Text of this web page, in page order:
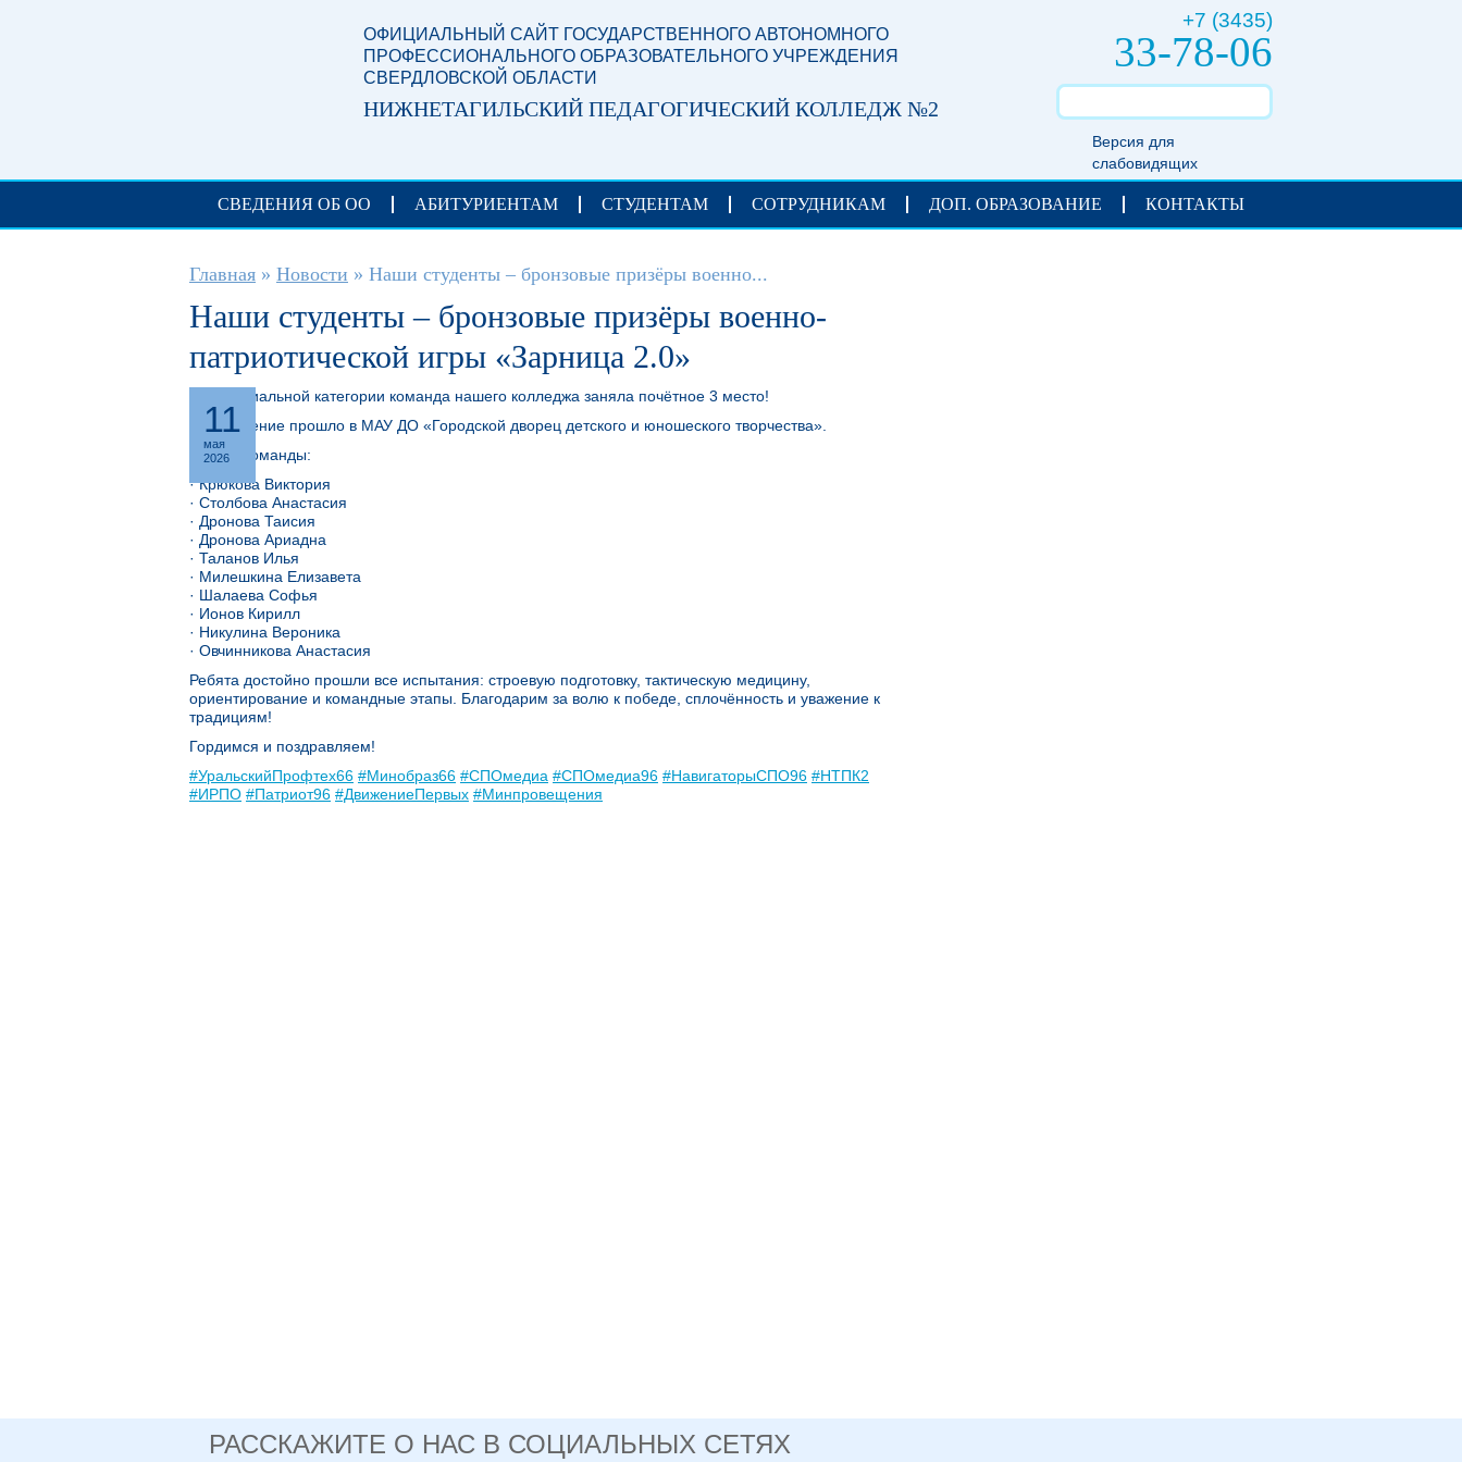
+7 (3435)
33-78-06
Версия для
слабовидящих
ОФИЦИАЛЬНЫЙ САЙТ ГОСУДАРСТВЕННОГО АВТОНОМНОГО
ПРОФЕССИОНАЛЬНОГО ОБРАЗОВАТЕЛЬНОГО УЧРЕЖДЕНИЯ
СВЕРДЛОВСКОЙ ОБЛАСТИ
НИЖНЕТАГИЛЬСКИЙ ПЕДАГОГИЧЕСКИЙ КОЛЛЕДЖ №2
СВЕДЕНИЯ ОБ ОО АБИТУРИЕНТАМ СТУДЕНТАМ СОТРУДНИКАМ ДОП. ОБРАЗОВАНИЕ КОНТАКТЫ
Вы здесь
Главная » Новости » Наши студенты – бронзовые призёры военно...
Наши студенты – бронзовые призёры военно-
патриотической игры «Зарница 2.0»
11
мая
2026
В специальной категории команда нашего колледжа заняла почётное 3 место!
Награждение прошло в МАУ ДО «Городской дворец детского и юношеского творчества».
Состав команды:
· Крюкова Виктория
· Столбова Анастасия
· Дронова Таисия
· Дронова Ариадна
· Таланов Илья
· Милешкина Елизавета
· Шалаева Софья
· Ионов Кирилл
· Никулина Вероника
· Овчинникова Анастасия
Ребята достойно прошли все испытания: строевую подготовку, тактическую медицину,
ориентирование и командные этапы. Благодарим за волю к победе, сплочённость и уважение к
традициям!
Гордимся и поздравляем!
#УральскийПрофтех66 #Минобраз66 #СПОмедиа #СПОмедиа96 #НавигаторыСПО96 #НТПК2
#ИРПО #Патриот96 #ДвижениеПервых #Минпровещения
РАССКАЖИТЕ О НАС В СОЦИАЛЬНЫХ СЕТЯХ